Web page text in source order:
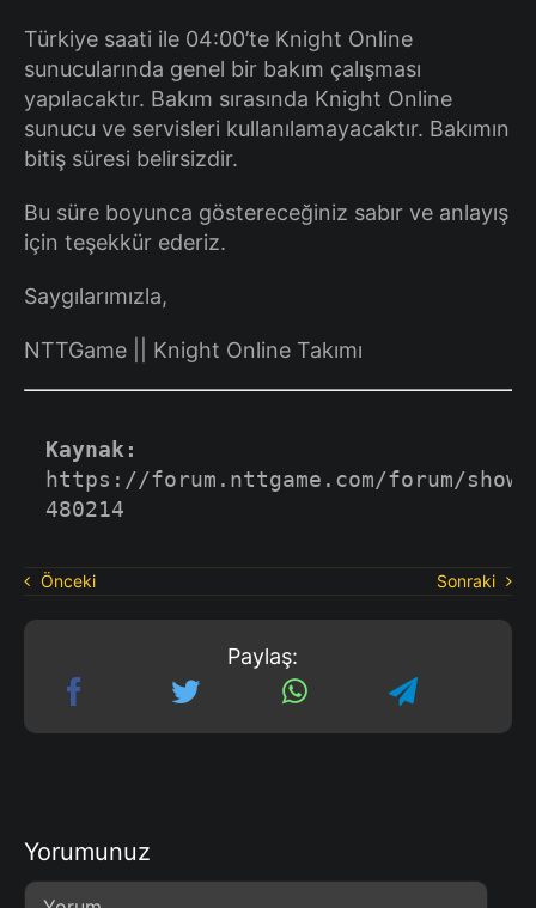
Türkiye saati ile 04:00’te Knight Online
sunucularında genel bir bakım çalışması
yapılacaktır. Bakım sırasında Knight Online
sunucu ve servisleri kullanılamayacaktır. Bakımın
bitiş süresi belirsizdir.
Bu süre boyunca göstereceğiniz sabır ve anlayış
için teşekkür ederiz.
Saygılarımızla,
NTTGame || Knight Online Takımı
Kaynak:
https://forum.nttgame.com/forum/
480214
Önceki Sonraki
Paylaş:
Yorumunuz
Comment